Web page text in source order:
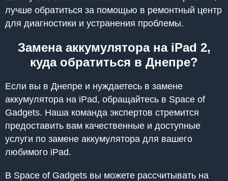
лучше обратиться за помощью в ремонтный центр
для диагностики и устранения проблемы.
Замена аккумулятора на iPad 2,
куда обратиться в Днепре?
Если вы в Днепре и нуждаетесь в замене
аккумулятора на iPad, обращайтесь в Space of
Gadgets. Наша команда экспертов стремится
предоставить вам качественные и доступные
услуги по замене аккумулятора для вашего
любимого iPad.
В Space of Gadgets вы можете рассчитывать на